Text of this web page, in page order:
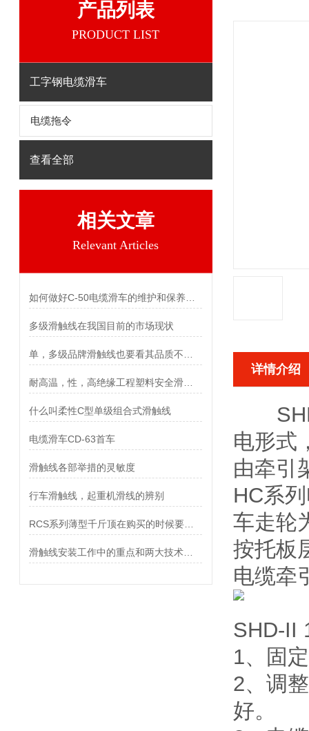
产品列表
PRODUCT LIST
工字钢电缆滑车
电缆拖令
查看全部
相关文章
Relevant Articles
多级滑触线在我国目前的市场现状
什么叫柔性C型单级组合式滑触线
电缆滑车CD-63首车
滑触线各部举措的灵敏度
行车滑触线，起重机滑线的辨别
详情介绍
电形式
由牵引
HC系
车走轮
按托板
电缆牵
SHD-II
1、固
2、调
好。